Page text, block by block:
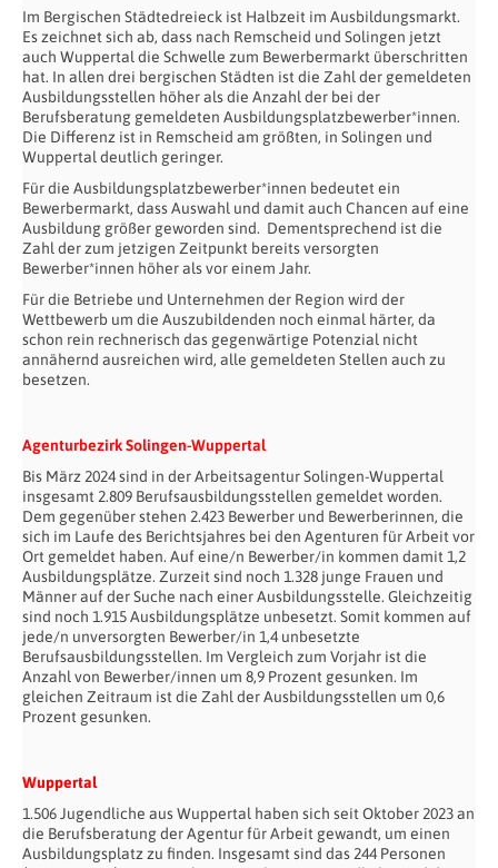
Im Bergischen Städtedreieck ist Halbzeit im Ausbildungsmarkt.
Es zeichnet sich ab, dass nach Remscheid und Solingen jetzt
auch Wuppertal die Schwelle zum Bewerbermarkt überschritten
hat. In allen drei bergischen Städten ist die Zahl der gemeldeten
Ausbildungsstellen höher als die Anzahl der bei der
Berufsberatung gemeldeten Ausbildungsplatzbewerber*innen.
Die Differenz ist in Remscheid am größten, in Solingen und
Wuppertal deutlich geringer.
Für die Ausbildungsplatzbewerber*innen bedeutet ein
Bewerbermarkt, dass Auswahl und damit auch Chancen auf eine
Ausbildung größer geworden sind. Dementsprechend ist die
Zahl der zum jetzigen Zeitpunkt bereits versorgten
Bewerber*innen höher als vor einem Jahr.
Für die Betriebe und Unternehmen der Region wird der
Wettbewerb um die Auszubildenden noch einmal härter, da
schon rein rechnerisch das gegenwärtige Potenzial nicht
annähernd ausreichen wird, alle gemeldeten Stellen auch zu
besetzen.
Agenturbezirk Solingen-Wuppertal
Bis März 2024 sind in der Arbeitsagentur Solingen-Wuppertal
insgesamt 2.809 Berufsausbildungsstellen gemeldet worden.
Dem gegenüber stehen 2.423 Bewerber und Bewerberinnen, die
sich im Laufe des Berichtsjahres bei den Agenturen für Arbeit vor
Ort gemeldet haben. Auf eine/n Bewerber/in kommen damit 1,2
Ausbildungsplätze. Zurzeit sind noch 1.328 junge Frauen und
Männer auf der Suche nach einer Ausbildungsstelle. Gleichzeitig
sind noch 1.915 Ausbildungsplätze unbesetzt. Somit kommen auf
jede/n unversorgten Bewerber/in 1,4 unbesetzte
Berufsausbildungsstellen. Im Vergleich zum Vorjahr ist die
Anzahl von Bewerber/innen um 8,9 Prozent gesunken. Im
gleichen Zeitraum ist die Zahl der Ausbildungsstellen um 0,6
Prozent gesunken.
Wuppertal
1.506 Jugendliche aus Wuppertal haben sich seit Oktober 2023 an
die Berufsberatung der Agentur für Arbeit gewandt, um einen
Ausbildungsplatz zu finden. Insgesamt sind das 244 Personen